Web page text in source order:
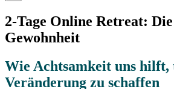
2-Tage Online Retreat:
Gewohnheit
Wie Achtsamkeit uns hilft,
Veränderung zu schaffen